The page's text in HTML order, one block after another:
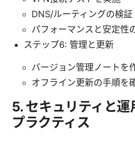
DNS/ルーティングの検証
パフォーマンスと安定性
ステップ6: 管理と更新
バージョン管理ノートを
オフライン更新の手順を
5. セキュリティと運
プラクティス